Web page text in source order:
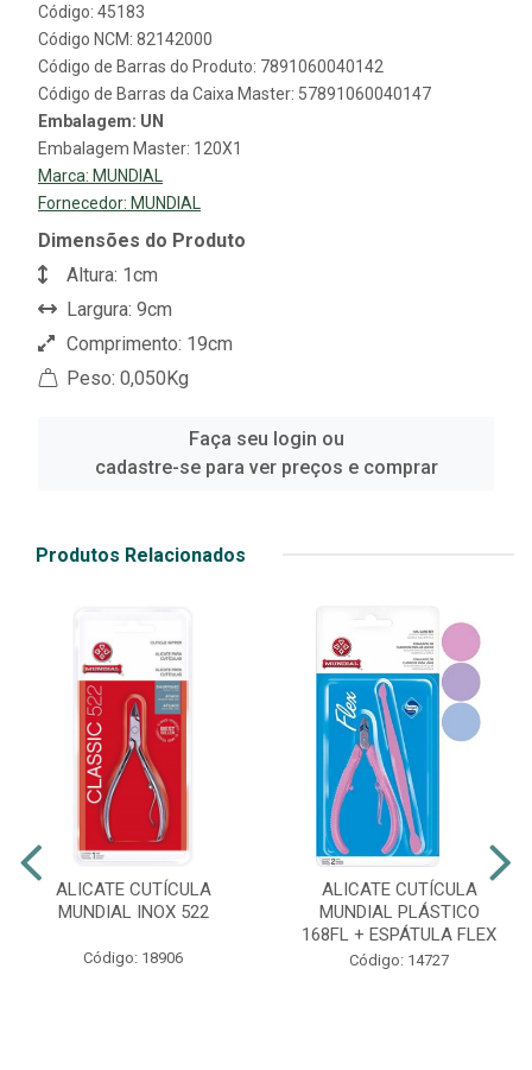
Código: 45183
Código NCM: 82142000
Código de Barras do Produto: 7891060040142
Código de Barras da Caixa Master: 57891060040147
Embalagem: UN
Embalagem Master: 120X1
Marca: MUNDIAL
Fornecedor: MUNDIAL
Dimensões do Produto
Altura: 1cm
Largura: 9cm
Comprimento: 19cm
Peso: 0,050Kg
Faça seu login ou
cadastre-se para ver preços e comprar
Produtos Relacionados
ALICATE CUTÍCULA
MUNDIAL INOX 522
Código: 18906
ALICATE CUTÍCULA
MUNDIAL PLÁSTICO
168FL + ESPÁTULA FLEX
Código: 14727